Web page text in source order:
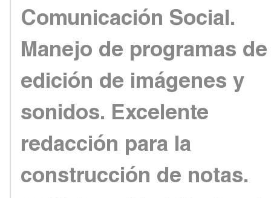
Comunicación Social.
Manejo de programas de
edición de imágenes y
sonidos. Excelente
redacción para la
construcción de notas.